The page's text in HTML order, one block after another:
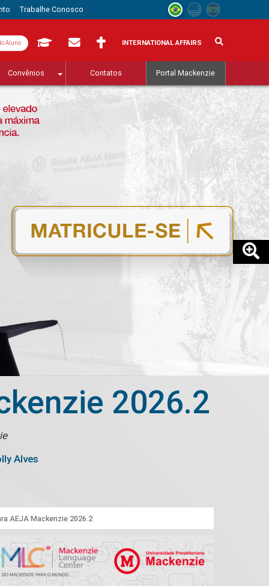
Trabalhe Conosco
Aluno INTERNATIONAL AFFAIRS
Convênios Contatos Portal Mackenzie
2026.2
Alves
AEJA Mackenzie 2026.2